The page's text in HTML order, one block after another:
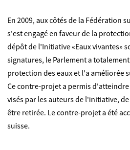
En 2009, aux côtés de la Fédération
s'est engagé en faveur de la
dépôt de l'Initiative «Eaux vivantes»
signatures, le Parlement a
protection des eaux et l'a améliorée
Ce contre-projet a permis
visés par les auteurs de l'initiative,
être retirée. Le contre-projet a été
suisse.